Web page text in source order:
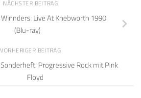
NÄCHSTER BEITRAG
Live At Knebworth 1990
(Blu-ray)
VORHERIGER BEITRAG
Progressive Rock mit Pink
Floyd